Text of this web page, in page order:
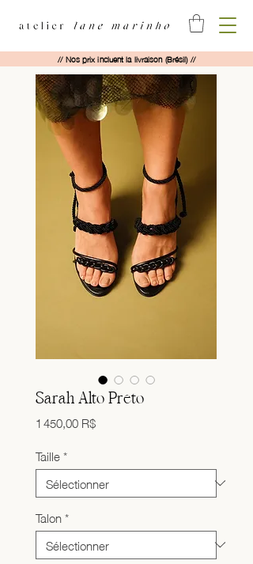
// Nos prix incluent la livraison (Brésil) //
Sarah Alto Preto
1 450,00 R$Prix
Taille*
Talon*